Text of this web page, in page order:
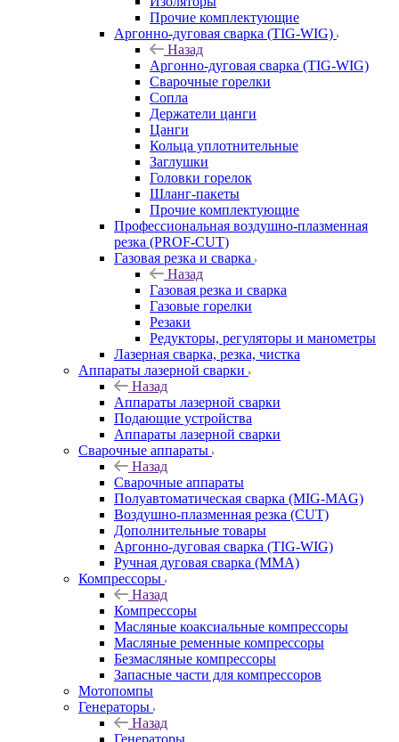
Прочие комплектующие
Аргонно-дуговая сварка (TIG-WIG)
Назад
Аргонно-дуговая сварка (TIG-WIG)
Сварочные горелки
Сопла
Держатели цанги
Цанги
Кольца уплотнительные
Заглушки
Головки горелок
Шланг-пакеты
Прочие комплектующие
Профессиональная воздушно-плазменная
резка (PROF-CUT)
Газовая резка и сварка
Назад
Газовая резка и сварка
Газовые горелки
Резаки
Редукторы, регуляторы и манометры
Лазерная сварка, резка, чистка
Аппараты лазерной сварки
Назад
Аппараты лазерной сварки
Подающие устройства
Аппараты лазерной сварки
Сварочные аппараты
Назад
Сварочные аппараты
Полуавтоматическая сварка (MIG-MAG)
Воздушно-плазменная резка (CUT)
Дополнительные товары
Аргонно-дуговая сварка (TIG-WIG)
Ручная дуговая сварка (MMA)
Компрессоры
Назад
Компрессоры
Масляные коаксиальные компрессоры
Масляные ременные компрессоры
Безмасляные компрессоры
Запасные части для компрессоров
Мотопомпы
Генераторы
Назад
Генераторы